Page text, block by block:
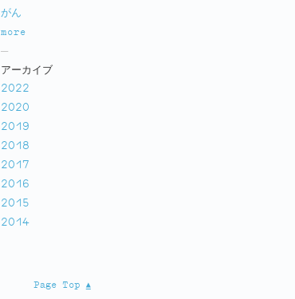
がん
more
アーカイブ
2022
2020
2019
2018
2017
2016
2015
2014
Page Top $